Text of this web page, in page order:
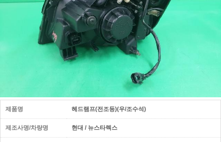
제품명 헤드램프(전조등)(우/조수석)
제조사명/차량명 현대 / 뉴스타렉스